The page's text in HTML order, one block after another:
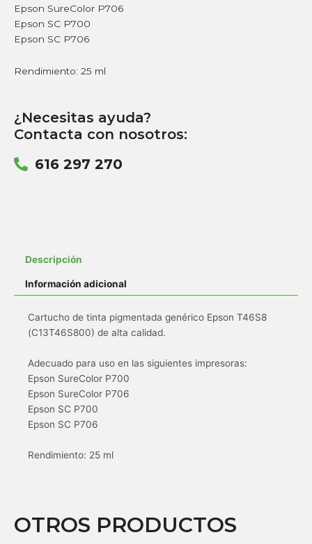
Epson SureColor P706
Epson SC P700
Epson SC P706
Rendimiento: 25 ml
¿Necesitas ayuda?
Contacta con nosotros:
616 297 270
Descripción
Información adicional
Cartucho de tinta pigmentada genérico Epson T46S8
(C13T46S800) de alta calidad.
Adecuado para uso en las siguientes impresoras:
Epson SureColor P700
Epson SureColor P706
Epson SC P700
Epson SC P706
Rendimiento: 25 ml
OTROS PRODUCTOS